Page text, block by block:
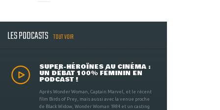
LES PODCASTS TOUT VOIR
SUPER-HÉROÏNES AU CINÉMA :
UN DÉBAT 100% FÉMININ EN
PODCAST !
Après Wonder Woman, Captain Marvel, et le récent
film Birds of Prey, mais aussi avec la venue proche
de Black Widow, Wonder Woman 1984 et un casting